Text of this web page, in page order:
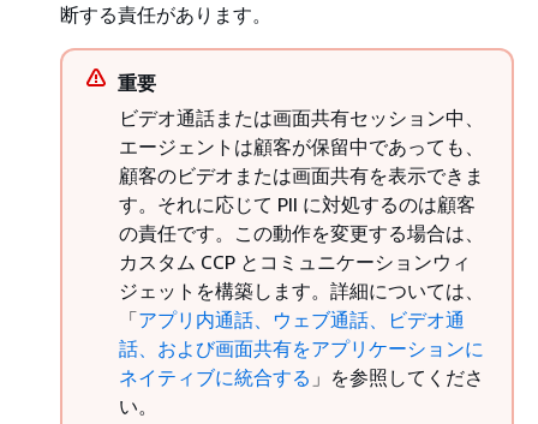
断する責任があります。
重要
ビデオ通話または画面共有セッション中、
エージェントは顧客が保留中であっても、
顧客のビデオまたは画面共有を表示できま
す。それに応じて PII に対処するのは顧客
の責任です。この動作を変更する場合は、
カスタム CCP とコミュニケーションウィ
ジェットを構築します。詳細については、
「アプリ内通話、ウェブ通話、ビデオ通
話、および画面共有をアプリケーションに
ネイティブに統合する 」を参照してくださ
い。